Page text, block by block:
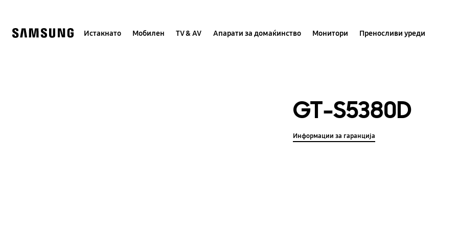
Истакнато Мобилен TV & AV Апарати за домаќинство Монитори Преносливи уреди
GT-S5380D
Информации за гаранција